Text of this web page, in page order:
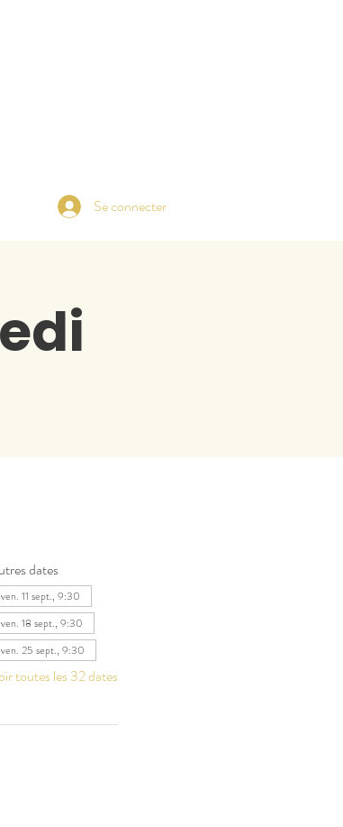
Se connecter
dates
ven. 11 sept., 9:30
ven. 18 sept., 9:30
ven. 25 sept., 9:30
toutes les 32 dates